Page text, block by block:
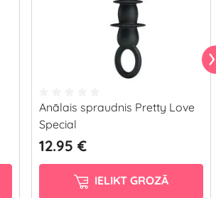
Anālais spraudnis Pretty Love
Special
12.95 €
IELIKT GROZĀ